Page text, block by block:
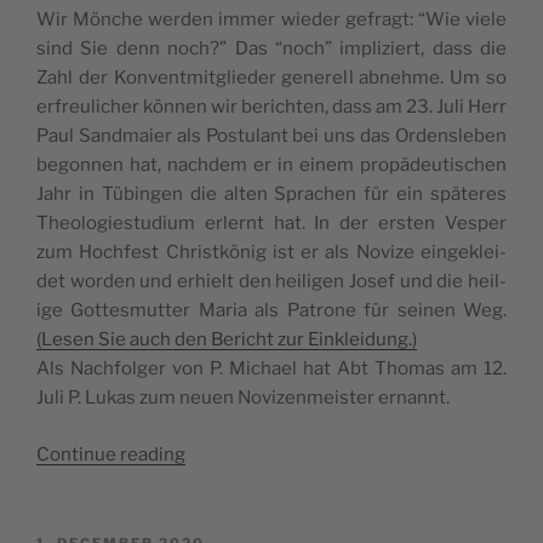
Wir Mönc­he wer­den immer wie­der gefragt: “Wie vie­le
sind Sie denn noch?” Das “noch” impli­zi­ert, dass die
Zahl der Kon­vent­mit­gli­e­der gene­rell abne­hme. Um so
erfre­u­lic­her kön­nen wir beric­hten, dass am 23. Juli Herr
Paul Sand­ma­i­er als Pos­tu­lant bei uns das Ordens­l­eben
begon­nen hat, nac­hdem er in einem pro­päde­u­ti­sc­hen
Jahr in Tübin­gen die alten Sprac­hen für ein späte­res
Theo­lo­gi­e­stu­di­um erlernt hat. In der ers­ten Ves­per
zum Hoc­hfest Chri­st­könig ist er als Novi­ze ein­ge­kle­i­
det wor­den und erhi­elt den hei­li­gen Josef und die hei­l­
ige Got­tesmut­ter Maria als Patro­ne für sei­nen Weg.
(Lesen Sie auch den Beric­ht zur Einkleidung.)
Als Nac­hfol­ger von P. Mic­ha­el hat Abt Tho­mas am 12.
Juli P. Lukas zum neu­en Novi­ze­n­me­i­s­ter ernannt.
Con­ti­nue rea­ding“Jahre­